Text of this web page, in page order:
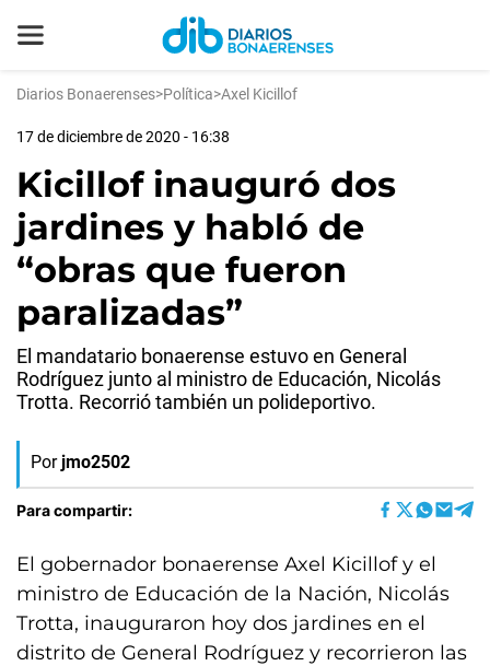
Diarios Bonaerenses>Política>Axel Kicillof
17 de diciembre de 2020 - 16:38
Kicillof inauguró dos
jardines y habló de
“obras que fueron
paralizadas”
El mandatario bonaerense estuvo en General
Rodríguez junto al ministro de Educación, Nicolás
Trotta. Recorrió también un polideportivo.
Por jmo2502
Para compartir:
El gobernador bonaerense Axel Kicillof y el
ministro de Educación de la Nación, Nicolás
Trotta, inauguraron hoy dos jardines en el
distrito de General Rodríguez y recorrieron las